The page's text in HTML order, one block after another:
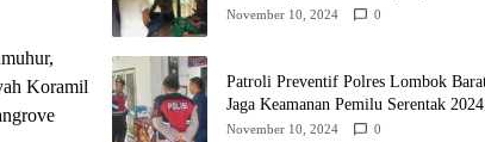
Koramil
untuk Pilkada 2024
November 10, 2024 0
Patroli Preventif Polres Lombok
Jaga Keamanan Pemilu Serentak 2024
November 10, 2024 0